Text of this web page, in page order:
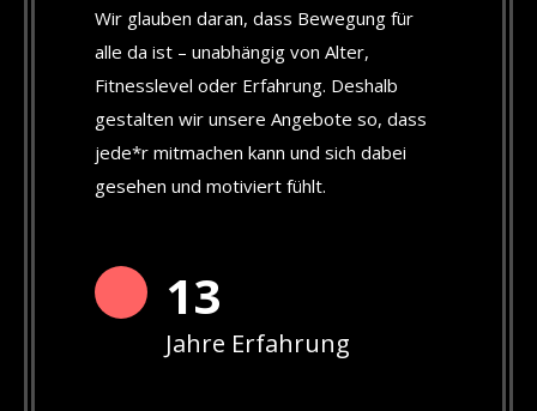
Wir glauben daran, dass Bewegung für
alle da ist – unabhängig von Alter,
Fitnesslevel oder Erfahrung. Deshalb
gestalten wir unsere Angebote so, dass
jede*r mitmachen kann und sich dabei
gesehen und motiviert fühlt.
13
Jahre Erfahrung